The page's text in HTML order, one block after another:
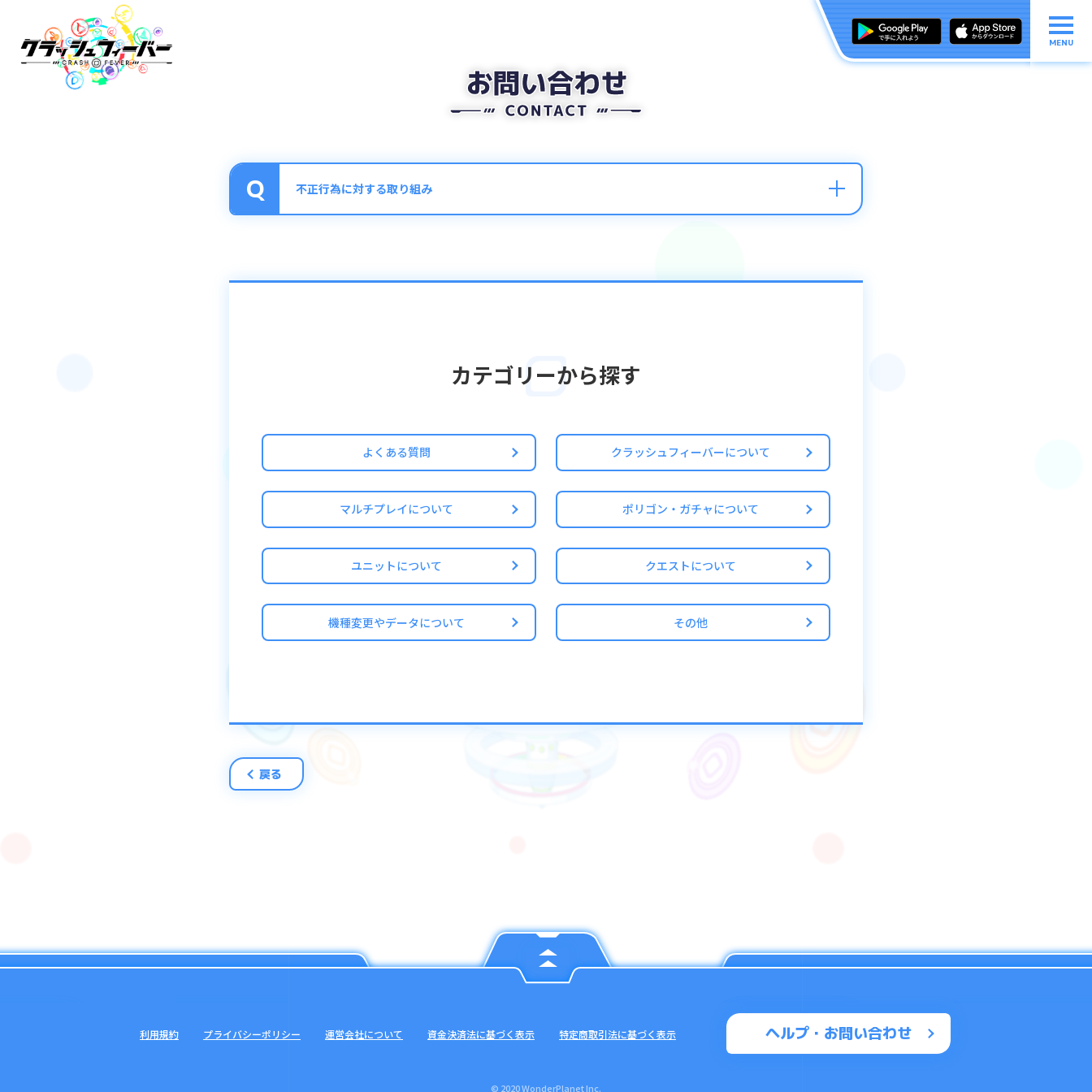
MENU
不正行為に対する取り組み
クラッシュフィーバーでは、利用規約に反する行為を確認した場合、アカウント停止など厳しい処罰を行って
・アプリデータを改ざんし、ステージの進行を省略する行為
・アプリデータを改ざんし、本来取得できるユニットの種別や個数を変更する行為
・ポリゴン、リンク、ビットを不正に取得する行為
・不正行為を行っているユーザーとマルチプレイを行う行為
・その他法令、規約に反する行為
上記をはじめ、正しく利用しているユーザーが結果的に不利になってしまうような行為はゲームバランスを崩
壊させてしまいます。
健全なゲーム環境を保つ為、クラッシュフィーバー運営チームでは日々不正行為の監視を行っております。ま
た、ユーザーの皆様におかれましても、健全な運営にご協力いただけますようお願い申し上げます。
■RMT（リアルマネートレード）について
＜トラブルの例＞
・他人からアカウントを購入後、勝手にデータが引き継がれた
ご利用IDのプレイデータ及び履歴等から記録を確認のうえ対応を行っておりますので、お客様にて不正行為の
また、データ引き継ぎなどのお客様サポートの過程でご利用状況を調査させていただきますが、これらの不正
カテゴリーから探す
よくある質問 クラッシュフィーバーについて
マルチプレイについて ポリゴン・ガチャについて
ユニットについて クエストについて
機種変更やデータについて その他
戻る
ヘルプ・お問い合わせ
利用規約 プライバシーポリシー 運営会社について 資金決済法に基づく表示 特定商取引法に基づく表示
© 2020 WonderPlanet Inc.